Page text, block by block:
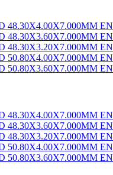
48.30X4.00X7.000MM
48.30X3.60X7.000MM
48.30X3.20X7.000MM
50.80X4.00X7.000MM
50.80X3.60X7.000MM
48.30X4.00X7.000MM
48.30X3.60X7.000MM
48.30X3.20X7.000MM
50.80X4.00X7.000MM
50.80X3.60X7.000MM